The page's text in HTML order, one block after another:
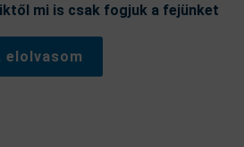
mi is csak fogjuk a fejünket
elolvasom